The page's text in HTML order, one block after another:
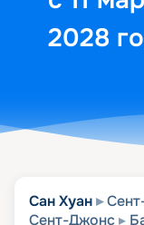
2028
Сан Хуан
Сент-Джонс